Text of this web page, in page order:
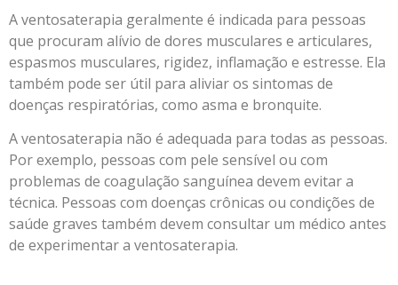
A ventosaterapia geralmente é indicada para pessoas
que procuram alívio de dores musculares e articulares,
espasmos musculares, rigidez, inflamação e estresse. Ela
também pode ser útil para aliviar os sintomas de
doenças respiratórias, como asma e bronquite.
A ventosaterapia não é adequada para todas as pessoas.
Por exemplo, pessoas com pele sensível ou com
problemas de coagulação sanguínea devem evitar a
técnica. Pessoas com doenças crônicas ou condições de
saúde graves também devem consultar um médico antes
de experimentar a ventosaterapia.